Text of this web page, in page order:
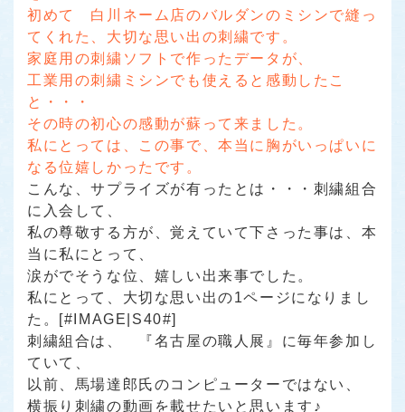
初めて 白川ネーム店のバルダンのミシンで縫っ
てくれた、大切な思い出の刺繍です。
家庭用の刺繍ソフトで作ったデータが、
工業用の刺繍ミシンでも使えると感動したこ
と・・・
その時の初心の感動が蘇って来ました。
私にとっては、この事で、本当に胸がいっぱいに
なる位嬉しかったです。
こんな、サプライズが有ったとは・・・刺繍組合
に入会して、
私の尊敬する方が、覚えていて下さった事は、本
当に私にとって、
涙がでそうな位、嬉しい出来事でした。
私にとって、大切な思い出の1ページになりまし
た。[#IMAGE|S40#]
刺繍組合は、
『名古屋の職人展』 に毎年参加し
ていて、
以前、馬場達郎氏のコンピューターではない、
横振り刺繍の動画を載せたいと思います♪